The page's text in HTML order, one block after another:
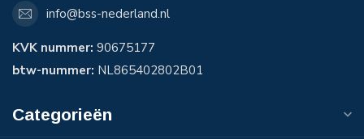
info@bss-nederland.nl
KVK nummer: 90675177
btw-nummer: NL865402802B01
Categorieën